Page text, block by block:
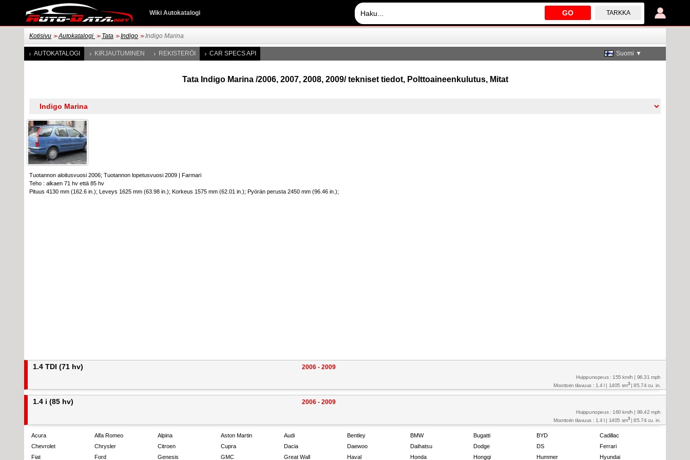
GO TARKKA
Wiki Autokatalogi
Kotisivu >> Autokatalogi >> Tata >> Indigo >> Indigo Marina
AUTOKATALOGI KIRJAUTUMINEN REKISTERÖI CAR SPECS API Suomi ▼
Tata Indigo Marina /2006, 2007, 2008, 2009/ tekniset tiedot, Polttoaineenkulutus, Mitat
Tuotannon aloitusvuosi 2006; Tuotannon lopetusvuosi 2009 | Farmari
Teho : alkaen 71 hv että 85 hv
Pituus 4130 mm (162.6 in.); Leveys 1625 mm (63.98 in.); Korkeus 1575 mm (62.01 in.); Pyörän perusta 2450 mm (96.46 in.);
1.4 TDI (71 hv) 2006 - 2009
Huippunopeus : 155 km/h | 96.31 mph
Moottorin tilavuus : 1.4 l | 1405 sm3| 85.74 cu. in.
1.4 i (85 hv) 2006 - 2009
Huippunopeus : 160 km/h | 99.42 mph
Moottorin tilavuus : 1.4 l | 1405 sm3| 85.74 cu. in.
Acura Alfa Romeo Alpina Aston Martin Audi Bentley BMW Bugatti BYD
Cadillac
Chevrolet
Chrysler Citroen Cupra Dacia Daewoo Daihatsu Dodge DS
Ferrari
Fiat
Ford Genesis GMC Great Wall Haval Honda Hongqi Hummer Hyundai